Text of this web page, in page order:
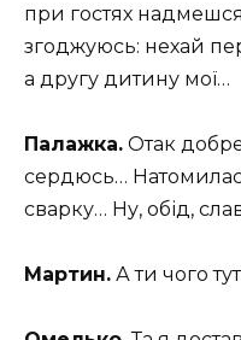
при гостях
згоджуюсь: нехай
а другу дитину мої…
Палажка. Отак
сердюсь…
сварку… Ну, обід,
Мартин. А ти чого